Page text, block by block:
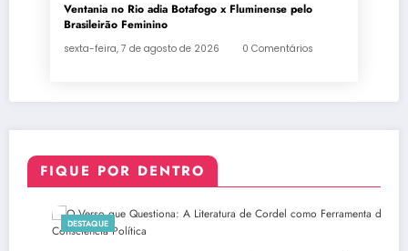
Ventania no Rio adia Botafogo x Fluminense pelo
Brasileirão Feminino
sexta-feira, 7 de agosto de 2026 0 Comentários
FIQUE POR DENTRO
DESTAQUE